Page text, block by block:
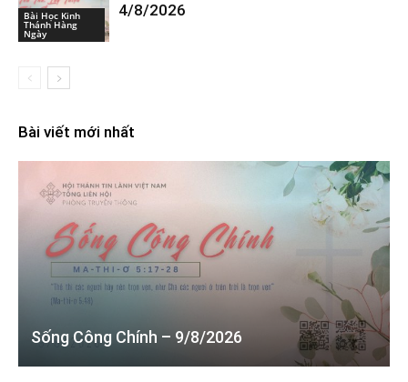
Bài Học Kinh
Thánh Hàng
Ngày
4/8/2026
Bài viết mới nhất
Sống Công Chính – 9/8/2026